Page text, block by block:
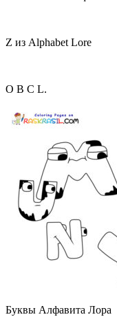
Z из Alphabet Lore
O B C L.
Буквы Алфавита Лора